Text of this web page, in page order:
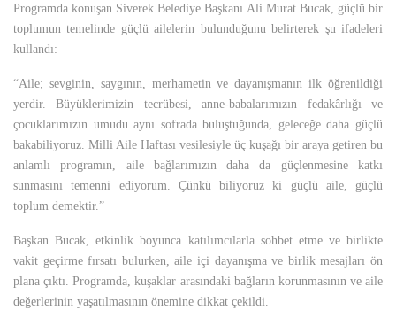
Programda konuşan Siverek Belediye Başkanı Ali Murat Bucak, güçlü bir
toplumun temelinde güçlü ailelerin bulunduğunu belirterek şu ifadeleri
kullandı:
“Aile; sevginin, saygının, merhametin ve dayanışmanın ilk öğrenildiği
yerdir. Büyüklerimizin tecrübesi, anne-babalarımızın fedakârlığı ve
çocuklarımızın umudu aynı sofrada buluştuğunda, geleceğe daha güçlü
bakabiliyoruz. Milli Aile Haftası vesilesiyle üç kuşağı bir araya getiren bu
anlamlı programın, aile bağlarımızın daha da güçlenmesine katkı
sunmasını temenni ediyorum. Çünkü biliyoruz ki güçlü aile, güçlü
toplum demektir.”
Başkan Bucak, etkinlik boyunca katılımcılarla sohbet etme ve birlikte
vakit geçirme fırsatı bulurken, aile içi dayanışma ve birlik mesajları ön
plana çıktı. Programda, kuşaklar arasındaki bağların korunmasının ve aile
değerlerinin yaşatılmasının önemine dikkat çekildi.